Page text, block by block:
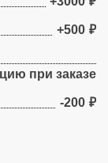
+500 ₽
при заказе
-200 ₽